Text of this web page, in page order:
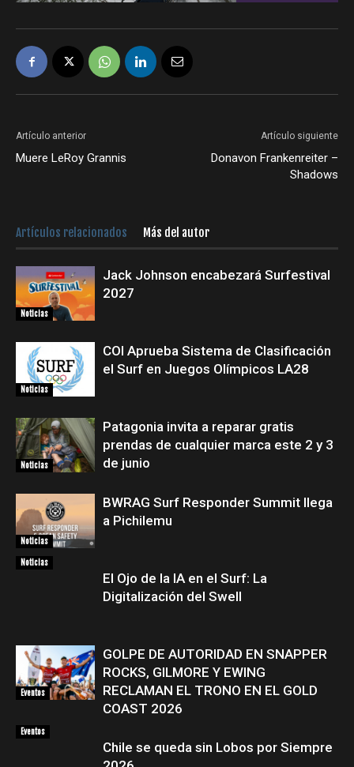
Artículo anterior
Muere LeRoy Grannis
Artículo siguiente
Donavon Frankenreiter –
Shadows
Artículos relacionados Más del autor
Noticias
Jack Johnson encabezará Surfestival
2027
Noticias
COI Aprueba Sistema de Clasificación
el Surf en Juegos Olímpicos LA28
Noticias
Patagonia invita a reparar gratis
prendas de cualquier marca este 2 y 3
de junio
Noticias
BWRAG Surf Responder Summit llega
a Pichilemu
Noticias
El Ojo de la IA en el Surf: La
Digitalización del Swell
Eventos
GOLPE DE AUTORIDAD EN SNAPPER
ROCKS, GILMORE Y EWING
RECLAMAN EL TRONO EN EL GOLD
COAST 2026
Eventos
Chile se queda sin Lobos por Siempre